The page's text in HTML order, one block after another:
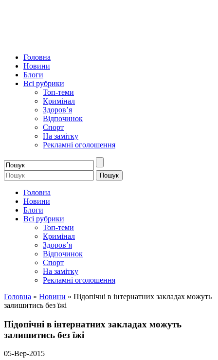
Головна
Новини
Блоги
Всі рубрики
Топ-теми
Кримінал
Здоров’я
Відпочинок
Спорт
На замітку
Рекламні оголошення
Головна
Новини
Блоги
Всі рубрики
Топ-теми
Кримінал
Здоров’я
Відпочинок
Спорт
На замітку
Рекламні оголошення
Головна » Новини » Підопічні в інтернатних закладах можуть
залишитись без їжі
Підопічні в інтернатних закладах можуть
залишитись без їжі
05-Вер-2015